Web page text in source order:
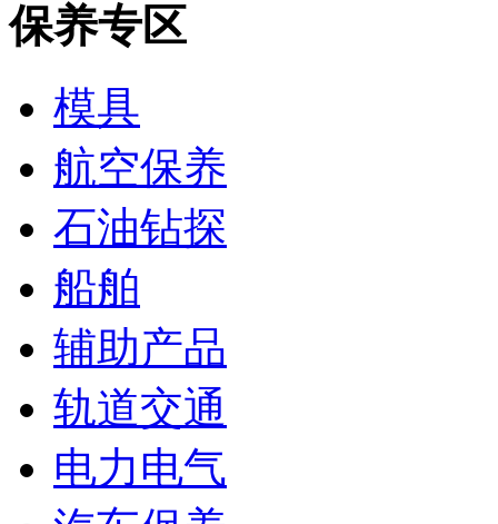
保养专区
模具
航空保养
石油钻探
船舶
辅助产品
轨道交通
电力电气